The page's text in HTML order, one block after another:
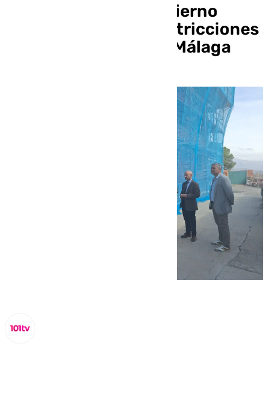
Subdelegado del Gobierno
critica las nuevas restricciones
frente a la sequía en Málaga